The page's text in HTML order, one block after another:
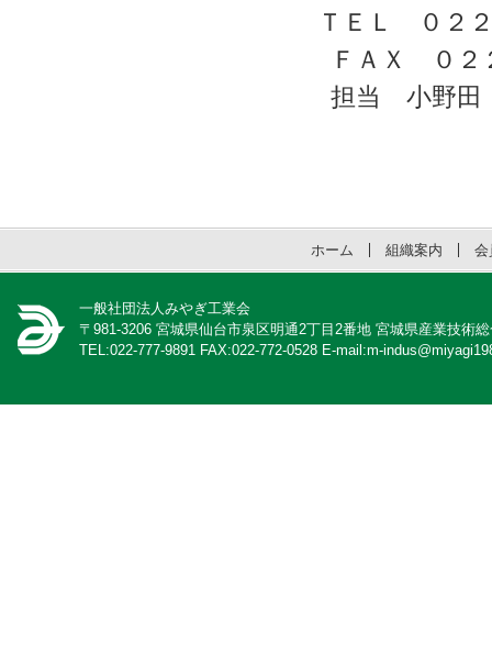
ＴＥＬ ０２
ＦＡＸ ０２２
担当 小野
ホーム 組織案内 会
一般社団法人みやぎ工業会
〒981-3206 宮城県仙台市泉区明通2丁目2番地 宮城県産業技術
TEL:022-777-9891 FAX:022-772-0528 E-mail:m-